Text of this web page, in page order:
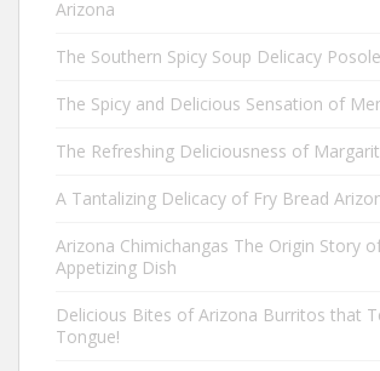
Arizona
The Southern Spicy Soup Delicacy
The Spicy and Delicious Sensation of
The Refreshing Deliciousness of
A Tantalizing Delicacy of Fry Bread
Arizona Chimichangas The Origin Story
Appetizing Dish
Delicious Bites of Arizona Burritos that
Tongue!